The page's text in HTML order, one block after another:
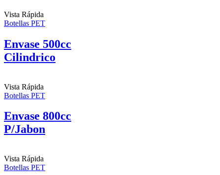
Vista Rápida
Botellas PET
Envase 500cc
Cilindrico
Vista Rápida
Botellas PET
Envase 800cc
P/Jabon
Vista Rápida
Botellas PET